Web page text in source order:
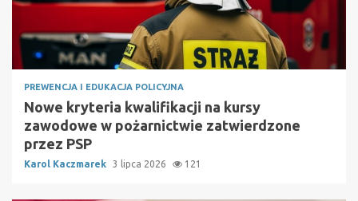
PREWENCJA I EDUKACJA POLICYJNA
Nowe kryteria kwalifikacji na kursy
zawodowe w pożarnictwie zatwierdzone
przez PSP
Karol Kaczmarek 3 lipca 2026 121